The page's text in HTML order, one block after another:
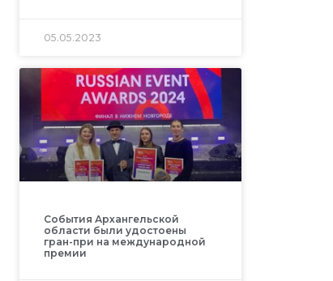
05.05.2023
События Архангельской
области были удостоены
гран-при на международной
премии